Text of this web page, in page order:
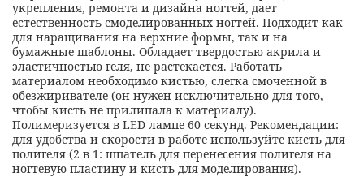
укрепления, ремонта и дизайна ногтей, дает
естественность смоделированных ногтей. Подходит как
для наращивания на верхние формы, так и на
бумажные шаблоны. Обладает твердостью акрила и
эластичностью геля, не растекается. Работать
материалом необходимо кистью, слегка смоченной в
обезжиривателе (он нужен исключительно для того,
чтобы кисть не прилипала к материалу).
Полимеризуется в LED лампе 60 секунд. Рекомендации:
для удобства и скорости в работе используйте кисть для
полигеля (2 в 1: шпатель для перенесения полигеля на
ногтевую пластину и кисть для моделирования).